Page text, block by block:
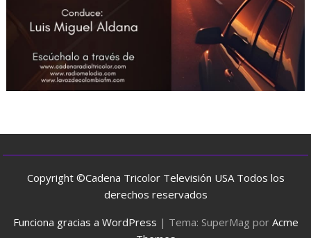
Copyright ©Cadena Tricolor Televisión USA Todos los
derechos reservados
Funciona gracias a WordPress | Tema: SuperMag por Acme